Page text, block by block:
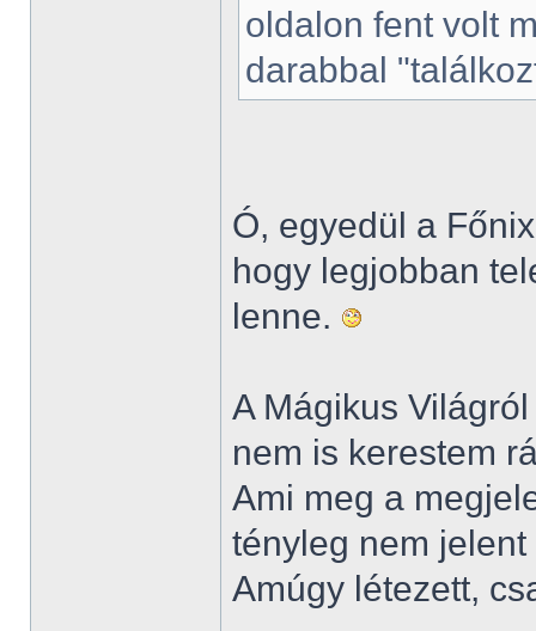
oldalon fent volt
darabbal
Ó, egyedül a
hogy legjobban
lenne.
A Mágikus
nem is kerestem
Ami meg a
tényleg nem
Amúgy létezett,